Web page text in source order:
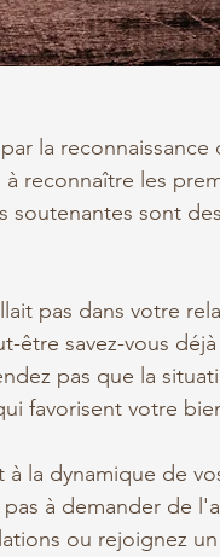
la reconnaissance
reconnaître les
soutenantes sont
pas dans votre
être savez-vous
pas que la
favorisent votre
la dynamique de
à demander de
ou rejoignez